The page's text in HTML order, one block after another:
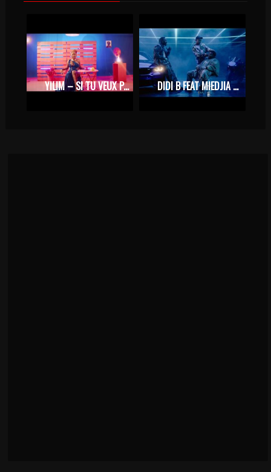
YILIM – SI TU VEUX PARTIR (CLIP OFFICIEL) DIDI B FEAT MIEDJIA – AÏCHA (CLIP OFFICIEL)